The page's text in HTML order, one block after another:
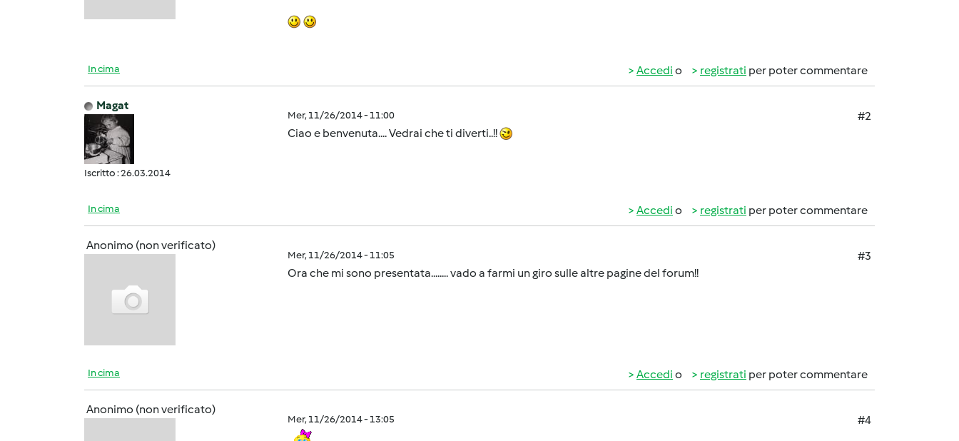
In cima Accedi o registrati per poter commentare
Magat
Iscritto : 26.03.2014
Mer, 11/26/2014 - 11:00
#2
Ciao e benvenuta.... Vedrai che ti diverti..!!
In cima Accedi o registrati per poter commentare
Anonimo (non verificato)
Mer, 11/26/2014 - 11:05
#3
Ora che mi sono presentata........ vado a farmi un giro sulle altre pagine del forum!!
In cima Accedi o registrati per poter commentare
Anonimo (non verificato)
Mer, 11/26/2014 - 13:05 #4